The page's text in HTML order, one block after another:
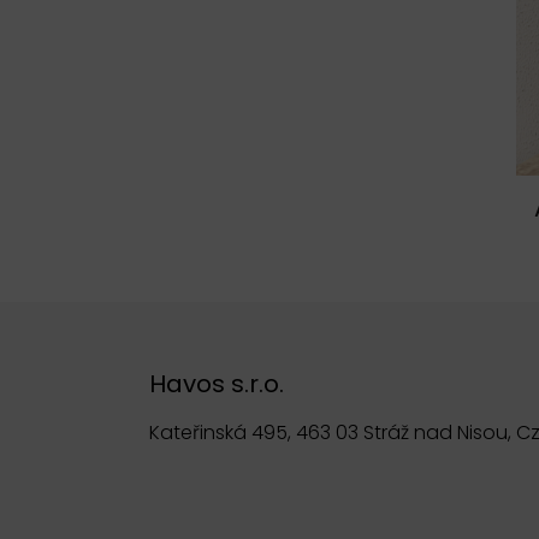
Havos s.r.o.
Kateřinská 495, 463 03 Stráž nad Nisou,